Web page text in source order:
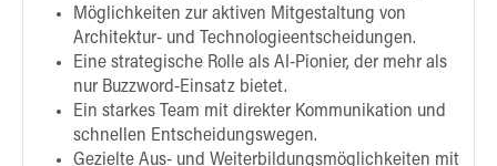
Möglichkeiten zur aktiven Mitgestaltung von
Architektur- und Technologieentscheidungen.
Eine strategische Rolle als AI-Pionier, der mehr als
nur Buzzword-Einsatz bietet.
Ein starkes Team mit direkter Kommunikation und
schnellen Entscheidungswegen.
Gezielte Aus- und Weiterbildungsmöglichkeiten mit